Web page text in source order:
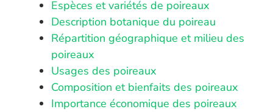
Espèces et variétés de poireaux
Description botanique du poireau
Répartition géographique et milieu des
poireaux
Usages des poireaux
Composition et bienfaits des poireaux
Importance économique des poireaux